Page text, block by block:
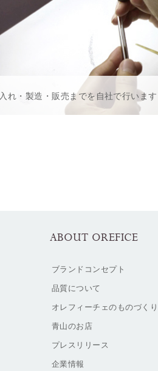
れ・製造・販売までを自社で行います
ABOUT OREFICE
ブランドコンセプト
品質について
オレフィーチェのものづくり
青山のお店
プレスリリース
企業情報